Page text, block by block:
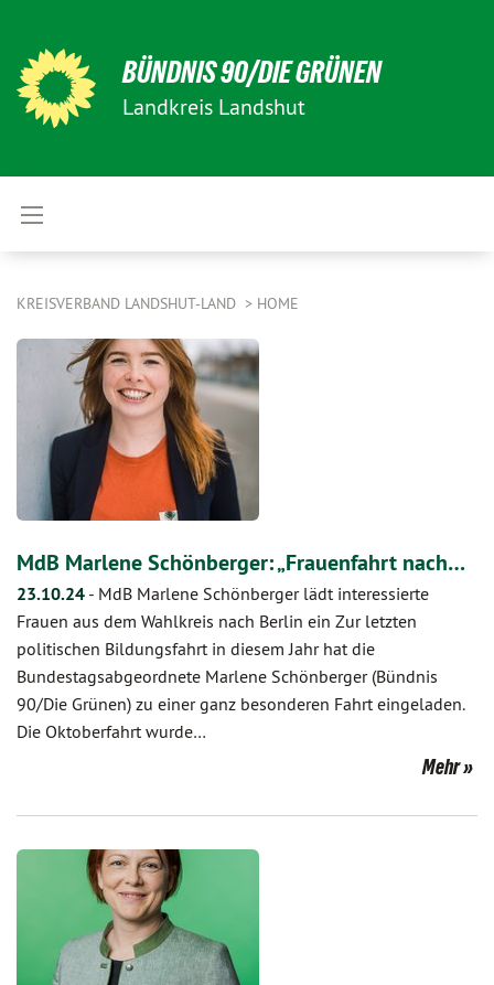
BÜNDNIS 90/DIE GRÜNEN
Landkreis Landshut
KREISVERBAND LANDSHUT-LAND HOME
MdB Marlene Schönberger: „Frauenfahrt nach…
23.10.24 - MdB Marlene Schönberger lädt interessierte
Frauen aus dem Wahlkreis nach Berlin ein Zur letzten
politischen Bildungsfahrt in diesem Jahr hat die
Bundestagsabgeordnete Marlene Schönberger (Bündnis
90/Die Grünen) zu einer ganz besonderen Fahrt eingeladen.
Die Oktoberfahrt wurde…
Mehr